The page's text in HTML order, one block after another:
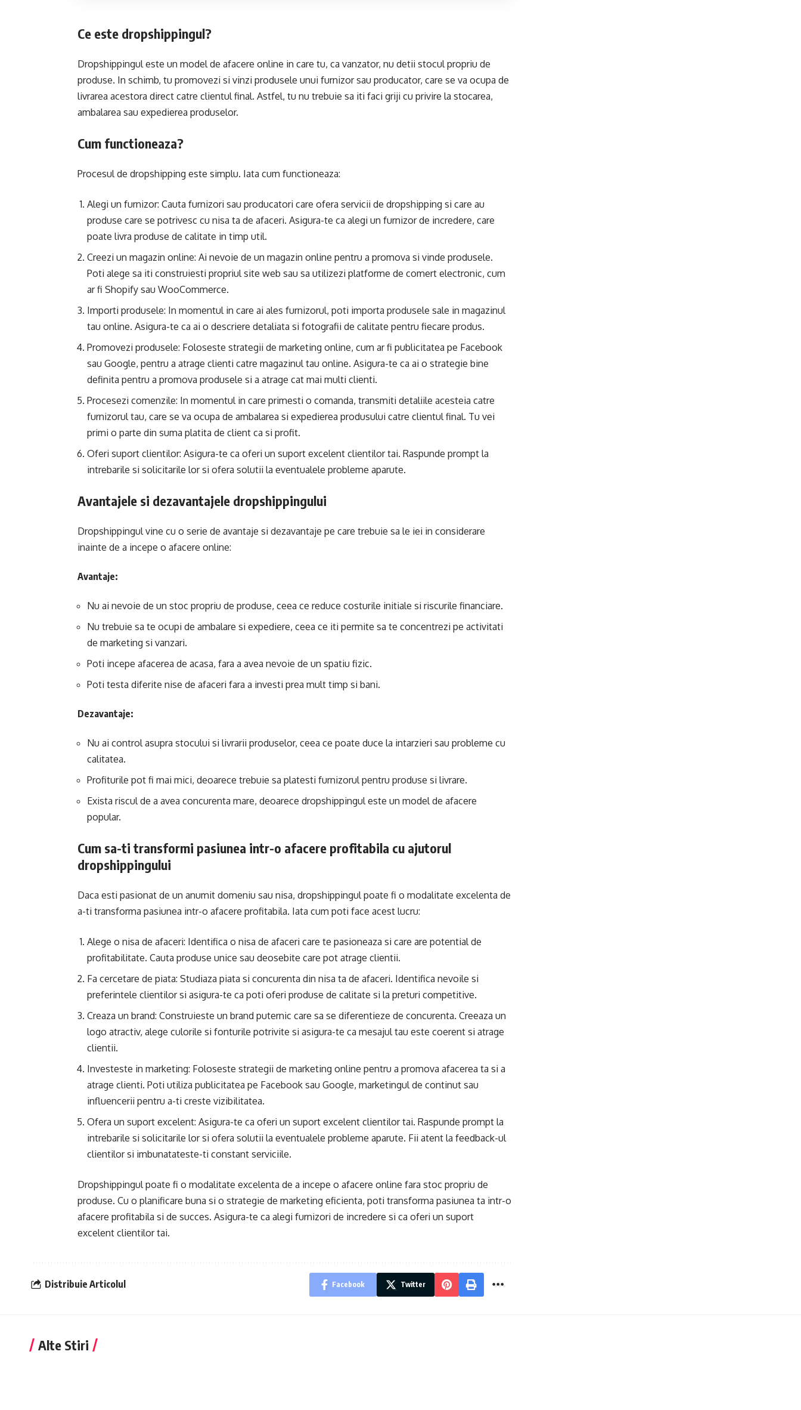
Ce este dropshippingul?
Dropshippingul este un model de afacere online in care tu, ca vanzator, nu detii stocul propriu de
produse. In schimb, tu promovezi si vinzi produsele unui furnizor sau producator, care se va ocupa de
livrarea acestora direct catre clientul final. Astfel, tu nu trebuie sa iti faci griji cu privire la stocarea,
ambalarea sau expedierea produselor.
Cum functioneaza?
Procesul de dropshipping este simplu. Iata cum functioneaza:
Alegi un furnizor: Cauta furnizori sau producatori care ofera servicii de dropshipping si care au
produse care se potrivesc cu nisa ta de afaceri. Asigura-te ca alegi un furnizor de incredere, care
poate livra produse de calitate in timp util.
Creezi un magazin online: Ai nevoie de un magazin online pentru a promova si vinde produsele.
Poti alege sa iti construiesti propriul site web sau sa utilizezi platforme de comert electronic, cum
ar fi Shopify sau WooCommerce.
Importi produsele: In momentul in care ai ales furnizorul, poti importa produsele sale in magazinul
tau online. Asigura-te ca ai o descriere detaliata si fotografii de calitate pentru fiecare produs.
Promovezi produsele: Foloseste strategii de marketing online, cum ar fi publicitatea pe Facebook
sau Google, pentru a atrage clienti catre magazinul tau online. Asigura-te ca ai o strategie bine
definita pentru a promova produsele si a atrage cat mai multi clienti.
Procesezi comenzile: In momentul in care primesti o comanda, transmiti detaliile acesteia catre
furnizorul tau, care se va ocupa de ambalarea si expedierea produsului catre clientul final. Tu vei
primi o parte din suma platita de client ca si profit.
Oferi suport clientilor: Asigura-te ca oferi un suport excelent clientilor tai. Raspunde prompt la
intrebarile si solicitarile lor si ofera solutii la eventualele probleme aparute.
Avantajele si dezavantajele dropshippingului
Dropshippingul vine cu o serie de avantaje si dezavantaje pe care trebuie sa le iei in considerare
inainte de a incepe o afacere online:
Avantaje:
Nu ai nevoie de un stoc propriu de produse, ceea ce reduce costurile initiale si riscurile financiare.
Nu trebuie sa te ocupi de ambalare si expediere, ceea ce iti permite sa te concentrezi pe activitati
de marketing si vanzari.
Poti incepe afacerea de acasa, fara a avea nevoie de un spatiu fizic.
Poti testa diferite nise de afaceri fara a investi prea mult timp si bani.
Dezavantaje:
Nu ai control asupra stocului si livrarii produselor, ceea ce poate duce la intarzieri sau probleme cu
calitatea.
Profiturile pot fi mai mici, deoarece trebuie sa platesti furnizorul pentru produse si livrare.
Exista riscul de a avea concurenta mare, deoarece dropshippingul este un model de afacere
popular.
Cum sa-ti transformi pasiunea intr-o afacere profitabila cu ajutorul
dropshippingului
Daca esti pasionat de un anumit domeniu sau nisa, dropshippingul poate fi o modalitate excelenta de
a-ti transforma pasiunea intr-o afacere profitabila. Iata cum poti face acest lucru:
Alege o nisa de afaceri: Identifica o nisa de afaceri care te pasioneaza si care are potential de
profitabilitate. Cauta produse unice sau deosebite care pot atrage clientii.
Fa cercetare de piata: Studiaza piata si concurenta din nisa ta de afaceri. Identifica nevoile si
preferintele clientilor si asigura-te ca poti oferi produse de calitate si la preturi competitive.
Creaza un brand: Construieste un brand puternic care sa se diferentieze de concurenta. Creeaza un
logo atractiv, alege culorile si fonturile potrivite si asigura-te ca mesajul tau este coerent si atrage
clientii.
Investeste in marketing: Foloseste strategii de marketing online pentru a promova afacerea ta si a
atrage clienti. Poti utiliza publicitatea pe Facebook sau Google, marketingul de continut sau
influencerii pentru a-ti creste vizibilitatea.
Ofera un suport excelent: Asigura-te ca oferi un suport excelent clientilor tai. Raspunde prompt la
intrebarile si solicitarile lor si ofera solutii la eventualele probleme aparute. Fii atent la feedback-ul
clientilor si imbunatateste-ti constant serviciile.
Dropshippingul poate fi o modalitate excelenta de a incepe o afacere online fara stoc propriu de
produse. Cu o planificare buna si o strategie de marketing eficienta, poti transforma pasiunea ta intr-o
afacere profitabila si de succes. Asigura-te ca alegi furnizori de incredere si ca oferi un suport
excelent clientilor tai.
Distribuie Articolul Facebook Twitter
Alte Stiri